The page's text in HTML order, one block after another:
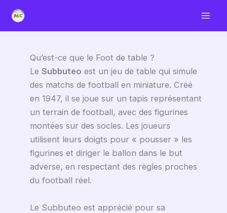
contenu
Qu’est-ce que le Foot de table ?
Le Subbuteo est un jeu de table qui simule
des matchs de football en miniature. Créé
en 1947, il se joue sur un tapis représentant
un terrain de football, avec des figurines
montées sur des socles. Les joueurs
utilisent leurs doigts pour « pousser » les
figurines et diriger le ballon dans le but
adverse, en respectant des règles proches
du football réel.
Le Subbuteo est apprécié pour sa